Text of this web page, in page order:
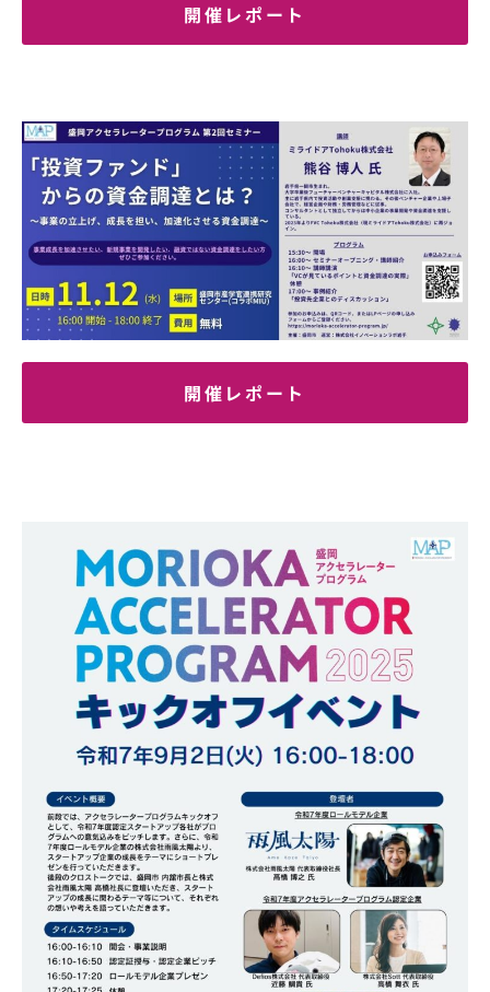
開催レポート
開催レポート